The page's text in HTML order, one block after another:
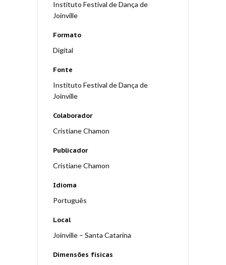
Instituto Festival de Dança de
Joinville
Formato
Digital
Fonte
Instituto Festival de Dança de
Joinville
Colaborador
Cristiane Chamon
Publicador
Cristiane Chamon
Idioma
Português
Local
Joinville – Santa Catarina
Dimensões físicas